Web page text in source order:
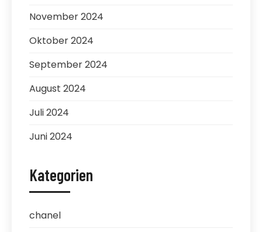
November 2024
Oktober 2024
September 2024
August 2024
Juli 2024
Juni 2024
Kategorien
chanel